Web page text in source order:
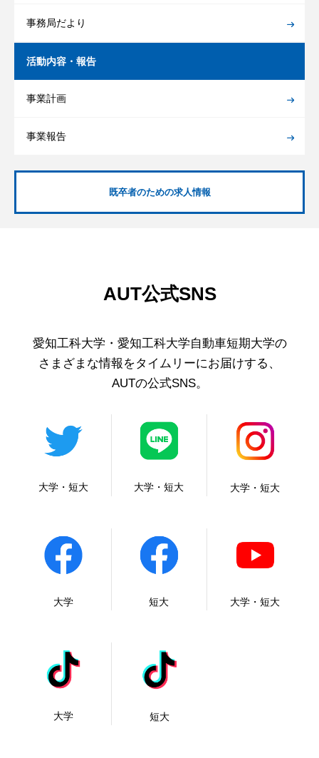
事務局だより
活動内容・報告
事業計画
事業報告
既卒者のための求人情報
AUT公式SNS
愛知工科大学・愛知工科大学自動車短期大学の
さまざまな情報をタイムリーにお届けする、
AUTの公式SNS。
大学・短大 大学・短大 大学・短大
大学 短大 大学・短大
大学 短大